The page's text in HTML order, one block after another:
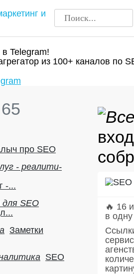
Telegram!
из 100+ каналов по
65
про SEO
-...
Заметки
SEO
🔥 16
в